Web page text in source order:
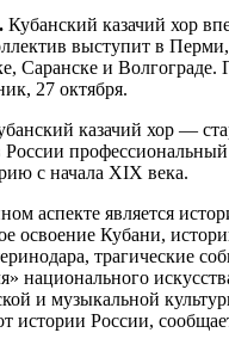
Кубанский казачий хор
выступит в
Саранске и Волгограде.
27 октября.
казачий хор —
с начала XIX века.
аспекте является
освоение Кубани,
трагические
национального
и музыкальной
истории России,